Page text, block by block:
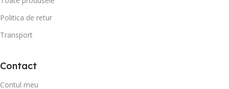
Politica de retur
Transport
Contact
Contul meu